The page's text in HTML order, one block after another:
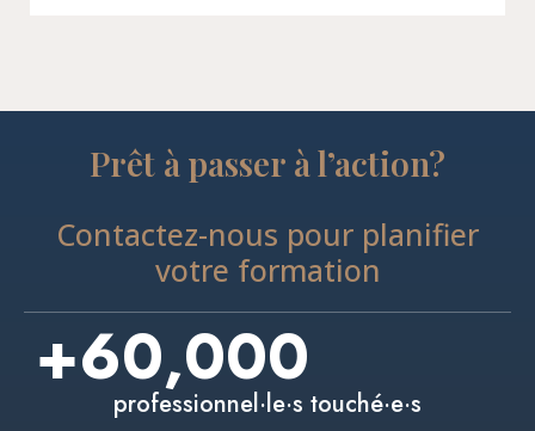
Prêt à passer à l’action?
Contactez-nous pour planifier
votre formation
+60,000
professionnel·le·s touché·e·s